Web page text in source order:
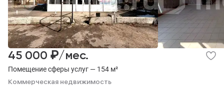
Помещение сферы услуг — 154 м²
Коммерческая недвижимость
45 000 ₽/мес.